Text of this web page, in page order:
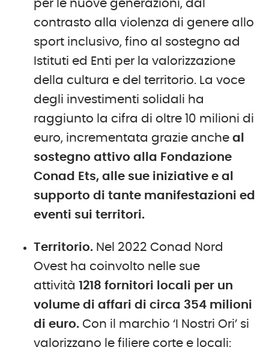
per le nuove generazioni, dal
contrasto alla violenza di genere allo
sport inclusivo, fino al sostegno ad
Istituti ed Enti per la valorizzazione
della cultura e del territorio. La voce
degli investimenti solidali ha
raggiunto la cifra di oltre 10 milioni di
euro, incrementata grazie anche al
sostegno attivo alla Fondazione
Conad Ets, alle sue iniziative e al
supporto di tante manifestazioni ed
eventi sui territori.
Territorio. Nel 2022 Conad Nord
Ovest ha coinvolto nelle sue
attività 1218 fornitori locali per un
volume di affari di circa 354 milioni
di euro. Con il marchio ‘I Nostri Ori’ si
valorizzano le filiere corte e locali: